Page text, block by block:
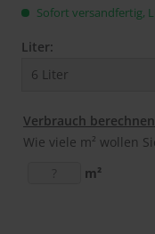
Sofort versandfertig,
Liter:
Verbrauch berechnen
Wie viele m² wollen
m²